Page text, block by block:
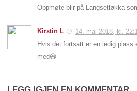
Oppmøte blir på Langsetløkka
Kirstin L
14. mai 2018, kl.
Hvis det fortsatt er en ledig plass
med😃